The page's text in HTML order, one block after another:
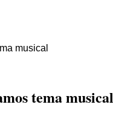
musical
tema musical